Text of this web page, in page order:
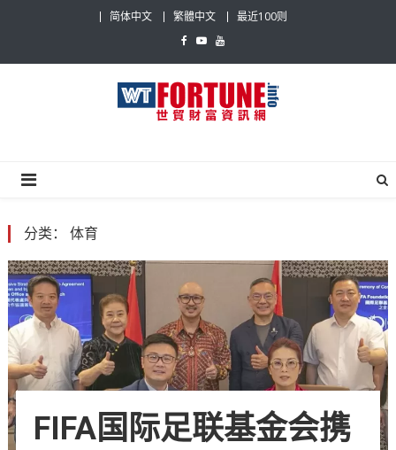
简体中文 繁體中文 最近100则
分类： 体育
FIFA国际足联基金会携